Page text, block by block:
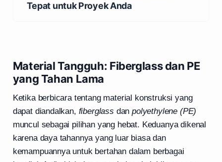
Tepat untuk Proyek Anda
Material Tangguh: Fiberglass dan PE
yang Tahan Lama
Ketika berbicara tentang material konstruksi yang
dapat diandalkan, fiberglass danpolyethylene (PE)
muncul sebagai pilihan yang hebat. Keduanya dikenal
karena daya tahannya yang luar biasa dan
kemampuannya untuk bertahan dalam berbagai